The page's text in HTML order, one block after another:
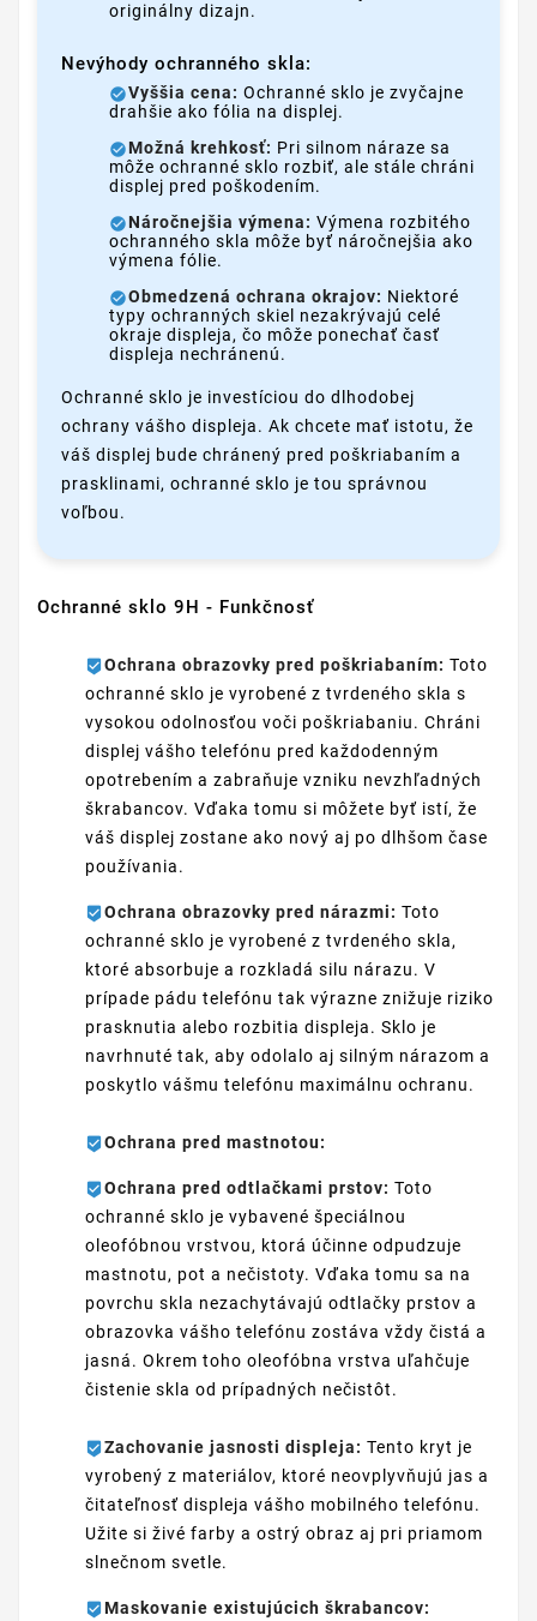
originálny dizajn.
Nevýhody ochranného skla:
Vyššia cena: Ochranné sklo je zvyčajne
drahšie ako fólia na displej.
Možná krehkosť: Pri silnom náraze sa
môže ochranné sklo rozbiť, ale stále chráni
displej pred poškodením.
Náročnejšia výmena: Výmena rozbitého
ochranného skla môže byť náročnejšia ako
výmena fólie.
Obmedzená ochrana okrajov: Niektoré
typy ochranných skiel nezakrývajú celé
okraje displeja, čo môže ponechať časť
displeja nechránenú.
Ochranné sklo je investíciou do dlhodobej
ochrany vášho displeja. Ak chcete mať istotu, že
váš displej bude chránený pred poškriabaním a
prasklinami, ochranné sklo je tou správnou
voľbou.
Ochranné sklo 9H - Funkčnosť
Ochrana obrazovky pred poškriabaním: Toto
ochranné sklo je vyrobené z tvrdeného skla s
vysokou odolnosťou voči poškriabaniu. Chráni
displej vášho telefónu pred každodenným
opotrebením a zabraňuje vzniku nevzhľadných
škrabancov. Vďaka tomu si môžete byť istí, že
váš displej zostane ako nový aj po dlhšom čase
používania.
Ochrana obrazovky pred nárazmi: Toto
ochranné sklo je vyrobené z tvrdeného skla,
ktoré absorbuje a rozkladá silu nárazu. V
prípade pádu telefónu tak výrazne znižuje riziko
prasknutia alebo rozbitia displeja. Sklo je
navrhnuté tak, aby odolalo aj silným nárazom a
poskytlo vášmu telefónu maximálnu ochranu.
Ochrana pred mastnotou:
Ochrana pred odtlačkami prstov: Toto
ochranné sklo je vybavené špeciálnou
oleofóbnou vrstvou, ktorá účinne odpudzuje
mastnotu, pot a nečistoty. Vďaka tomu sa na
povrchu skla nezachytávajú odtlačky prstov a
obrazovka vášho telefónu zostáva vždy čistá a
jasná. Okrem toho oleofóbna vrstva uľahčuje
čistenie skla od prípadných nečistôt.
Zachovanie jasnosti displeja: Tento kryt je
vyrobený z materiálov, ktoré neovplyvňujú jas a
čitateľnosť displeja vášho mobilného telefónu.
Užite si živé farby a ostrý obraz aj pri priamom
slnečnom svetle.
Maskovanie existujúcich škrabancov: